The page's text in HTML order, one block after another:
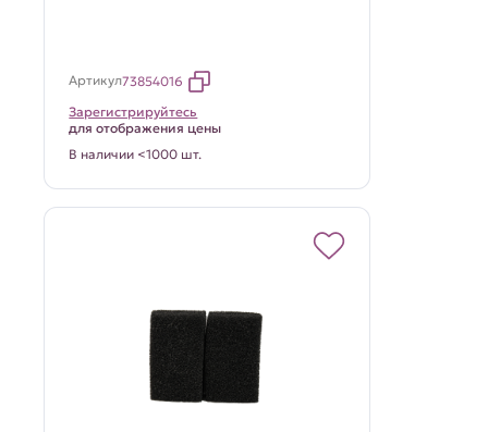
Артикул73854016
Зарегистрируйтесь
для отображения цены
В наличии <1000 шт.